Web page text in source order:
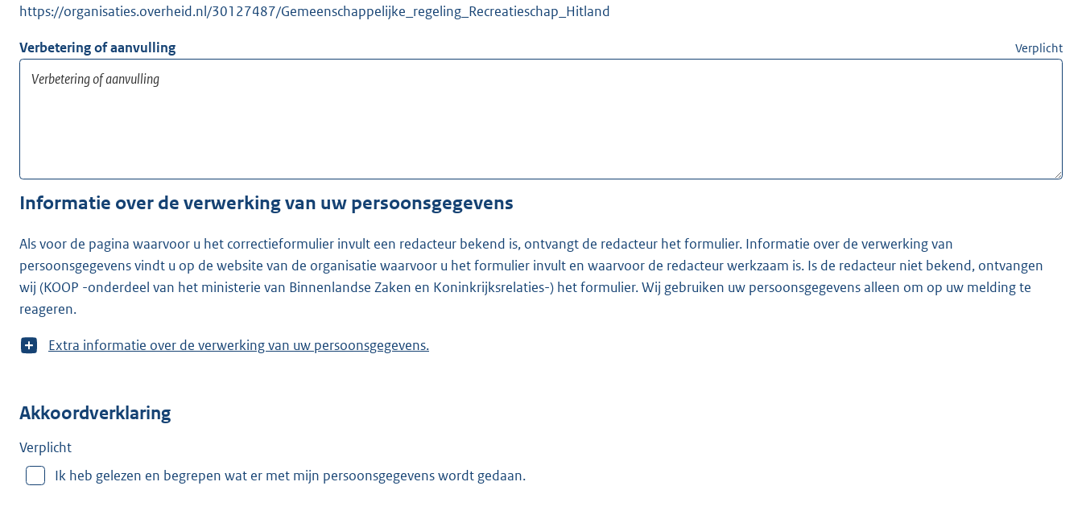
https://organisaties.overheid.nl/30127487/Gemeenschappelijke_regeling_Recreatieschap_Hitland
Verbetering of aanvulling Verplicht
Informatie over de verwerking van uw persoonsgegevens
Als voor de pagina waarvoor u het correctieformulier invult een redacteur bekend is, ontvangt de redacteur het formulier. Informatie over de verwerking van
persoonsgegevens vindt u op de website van de organisatie waarvoor u het formulier invult en waarvoor de redacteur werkzaam is. Is de redacteur niet bekend, ontvangen
wij (KOOP -onderdeel van het ministerie van Binnenlandse Zaken en Koninkrijksrelaties-) het formulier. Wij gebruiken uw persoonsgegevens alleen om op uw melding te
reageren.
T
m
e
Extra informatie over de verwerking van uw persoonsgegevens.
Akkoordverklaring
Verplicht
Ik heb gelezen en begrepen wat er met mijn persoonsgegevens wordt gedaan.